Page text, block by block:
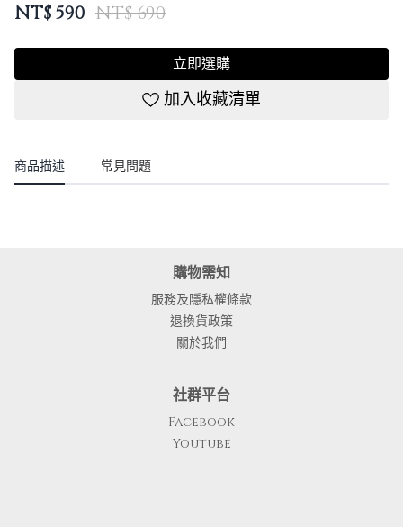
NT$590 NT$ 690
立即選購
加入收藏清單
商品描述 常見問題
購物需知
服務及隱私權條款
退換貨政策
關於我們
社群平台
Facebook
Youtube